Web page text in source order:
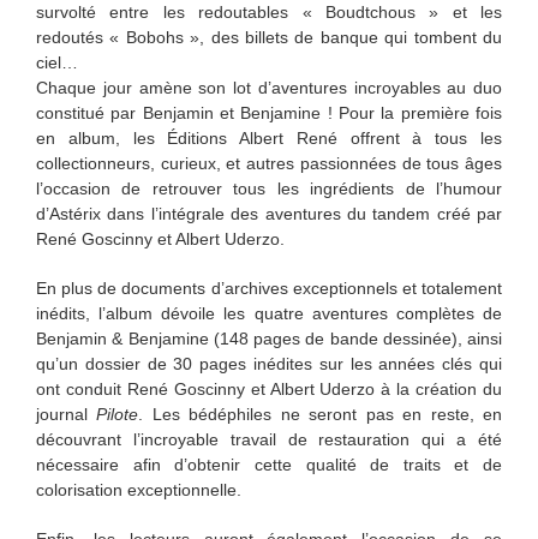
survolté entre les redoutables « Boudtchous » et les
redoutés « Bobohs », des billets de banque qui tombent du
ciel…
Chaque jour amène son lot d’aventures incroyables au duo
constitué par Benjamin et Benjamine ! Pour la première fois
en album, les Éditions Albert René offrent à tous les
collectionneurs, curieux, et autres passionnées de tous âges
l’occasion de retrouver tous les ingrédients de l’humour
d’Astérix dans l’intégrale des aventures du tandem créé par
René Goscinny et Albert Uderzo.
En plus de documents d’archives exceptionnels et totalement
inédits, l’album dévoile les quatre aventures complètes de
Benjamin & Benjamine (148 pages de bande dessinée), ainsi
qu’un dossier de 30 pages inédites sur les années clés qui
ont conduit René Goscinny et Albert Uderzo à la création du
journalPilote . Les bédéphiles ne seront pas en reste, en
découvrant l’incroyable travail de restauration qui a été
nécessaire afin d’obtenir cette qualité de traits et de
colorisation exceptionnelle.